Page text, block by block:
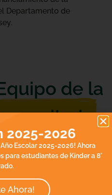
Departamento de
de la
Erica Plaza
Escuela Primaria
2025-2026
Escolar 2025-2026! Ahora
estudiantes de Kínder a 8°
Ahora!